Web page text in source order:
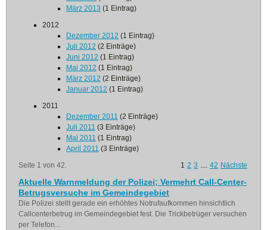
März 2013 (1 Eintrag)
2012
Dezember 2012 (1 Eintrag)
Juli 2012 (2 Einträge)
Juni 2012 (1 Eintrag)
Mai 2012 (1 Eintrag)
März 2012 (2 Einträge)
Januar 2012 (1 Eintrag)
2011
Dezember 2011 (2 Einträge)
Juli 2011 (3 Einträge)
Mai 2011 (1 Eintrag)
April 2011 (3 Einträge)
Seite 1 von 42.
1 2 3 .... 42 Nächste
Aktuelle Warnmeldung der Polizei; Vermehrt Call-Center-
Betrugsversuche im Gemeindegebiet
Die Polizei stellt gerade ein erhöhtes Notrufaufkommen hinsichtlich
Callcenterbetrug im Gemeindegebiet fest. Die Trickbetrüger versuchen
per Telefon...